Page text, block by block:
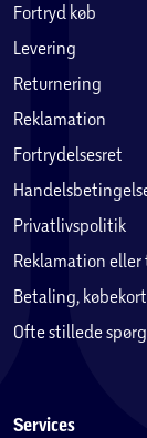
Fortryd køb
Levering
Returnering
Reklamation
Fortrydelsesret
Privatlivspolitik
Reklamation
Betaling,
Ofte stillede
Services